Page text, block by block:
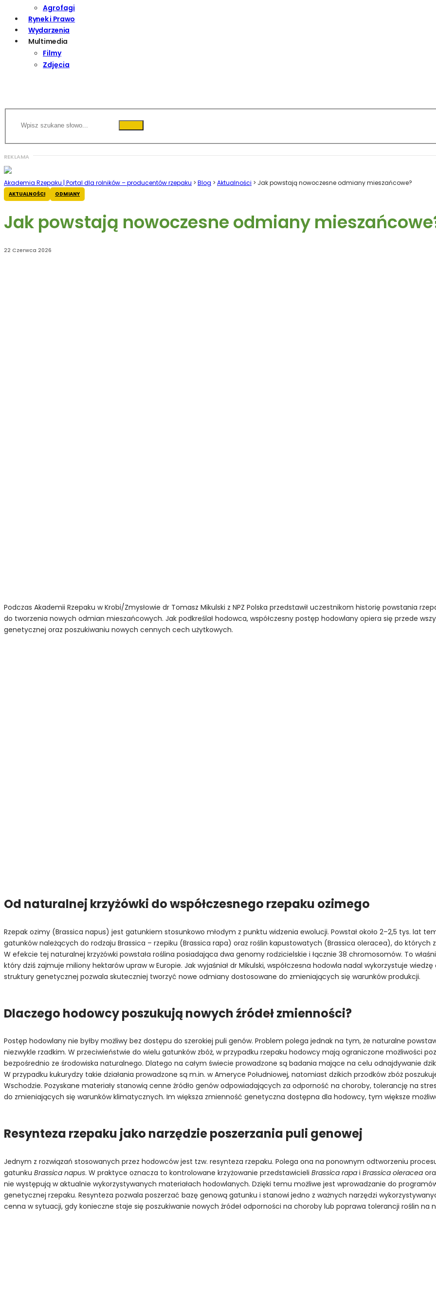
Agrofagi
Rynek i Prawo
Wydarzenia
Multimedia
Filmy
Zdjęcia
Akademia Rzepaku | Portal dla rolników – producentów rzepaku > Blog > Aktualności > Jak powstają nowoczesne odmiany mieszańcowe?
AKTUALNOŚCI ODMIANY
Jak powstają nowoczesne odmiany
22 Czerwca 2026
Podczas Akademii Rzepaku w Krobi/Zmysłowie dr Tomasz Mikulski z NPZ Polska przedstawił uczestnikom historię powstania
do tworzenia nowych odmian mieszańcowych. Jak podkreślał hodowca, współczesny postęp hodowlany opiera się przede
genetycznej oraz poszukiwaniu nowych cennych cech użytkowych.
Od naturalnej krzyżówki do współczesnego rzepaku ozimego
Rzepak ozimy (Brassica napus) jest gatunkiem stosunkowo młodym z punktu widzenia ewolucji. Powstał około 2–2,5 tys. lat
gatunków należących do rodzaju Brassica – rzepiku (Brassica rapa) oraz roślin kapustowatych (Brassica oleracea), do których
W efekcie tej naturalnej krzyżówki powstała roślina posiadająca dwa genomy rodzicielskie i łącznie 38 chromosomów. To
który dziś zajmuje miliony hektarów upraw w Europie. Jak wyjaśniał dr Mikulski, współczesna hodowla nadal wykorzystuje
struktury genetycznej pozwala skuteczniej tworzyć nowe odmiany dostosowane do zmieniających się warunków produkcji.
Dlaczego hodowcy poszukują nowych źródeł zmienności?
Postęp hodowlany nie byłby możliwy bez dostępu do szerokiej puli genów. Problem polega jednak na tym, że naturalne
niezwykle rzadkim. W przeciwieństwie do wielu gatunków zbóż, w przypadku rzepaku hodowcy mają ograniczone możliwości
bezpośrednio ze środowiska naturalnego. Dlatego na całym świecie prowadzone są badania mające na celu odnajdywanie
W przypadku kukurydzy takie działania prowadzone są m.in. w Ameryce Południowej, natomiast dzikich przodków zbóż
Wschodzie. Pozyskane materiały stanowią cenne źródło genów odpowiadających za odporność na choroby, tolerancję na
do zmieniających się warunków klimatycznych. Im większa zmienność genetyczna dostępna dla hodowcy, tym większe
Resynteza rzepaku jako narzędzie poszerzania puli genowej
Jednym z rozwiązań stosowanych przez hodowców jest tzw. resynteza rzepaku. Polega ona na ponownym odtworzeniu
gatunku Brassica napus. W praktyce oznacza to kontrolowane krzyżowanie przedstawicieli Brassica rapa i Brassica oleracea
nie występują w aktualnie wykorzystywanych materiałach hodowlanych. Dzięki temu możliwe jest wprowadzanie do
genetycznej rzepaku. Resynteza pozwala poszerzać bazę genową gatunku i stanowi jedno z ważnych narzędzi
cenna w sytuacji, gdy konieczne staje się poszukiwanie nowych źródeł odporności na choroby lub poprawa tolerancji roślin na